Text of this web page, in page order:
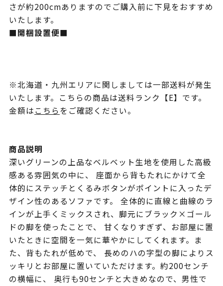
さが約200cmありますのでご購入前に下見をおすすめ
いたします。
■開梱設置便■
※北海道・九州エリアに関しましては一部送料が発生
いたします。こちらの商品は送料ランク【E】です。
金額はこちらをご確認ください。
商品説明
深いグリーンの上品なベルベット生地を使用した高級
感ある雰囲気の中に、 座面から背もたれにかけて全
体的にステッチとくるみボタンがポイントに入ったデ
ザイン性のあるソファです。 全体的に直線と曲線のラ
インが上手くミックスされ、脚元にブラック×ゴール
ドの脚を使ったことで、 甘くなりすぎず、お部屋に置
いたときに空間を一気に華やかにしてくれます。ま
た、背もたれが低めで、 長めのハの字型の脚によりス
ッキリとお部屋に置いていただけます。約200センチ
の横幅に、 奥行も90センチと大きめなので、男性で